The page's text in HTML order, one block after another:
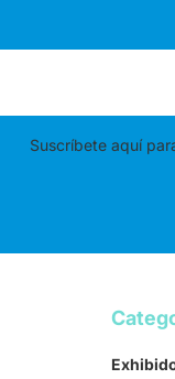
Suscríbete aquí